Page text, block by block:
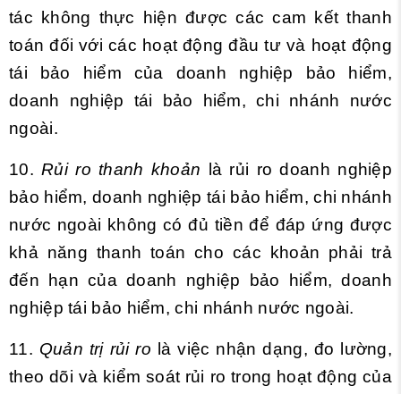
tác không thực hiện được các cam kết thanh
toán đối với các hoạt động đầu tư và hoạt động
tái bảo hiểm của doanh nghiệp bảo hiểm,
doanh nghiệp tái bảo hiểm, chi nhánh nước
ngoài.
10.Rủi ro thanh khoản là rủi ro doanh nghiệp
bảo hiểm, doanh nghiệp tái bảo hiểm, chi nhánh
nước ngoài không có đủ tiền để đáp ứng được
khả năng thanh toán cho các khoản phải trả
đến hạn của doanh nghiệp bảo hiểm, doanh
nghiệp tái bảo hiểm, chi nhánh nước ngoài.
11. Quản trị rủi ro là việc nhận dạng, đo lường,
theo dõi và kiểm soát rủi ro trong hoạt động của